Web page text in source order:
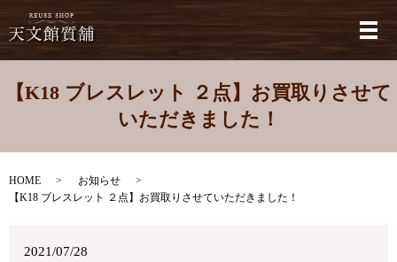
メ
【K18 ブレスレット ２点】お買取りさせて
いただきました！
HOME
お知らせ
【K18 ブレスレット ２点】お買取りさせていただきました！
2021/07/28